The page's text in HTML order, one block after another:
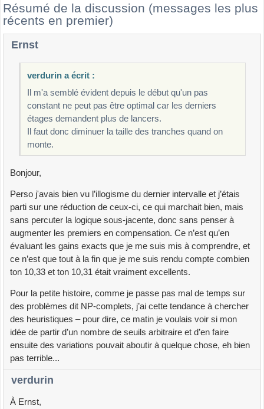
Résumé de la discussion (messages les plus
récents en premier)
Ernst
verdurin a écrit :
Il m'a semblé évident depuis le début qu'un pas
constant ne peut pas être optimal car les derniers
étages demandent plus de lancers.
Il faut donc diminuer la taille des tranches quand on
monte.
Bonjour,
Perso j'avais bien vu l’illogisme du dernier intervalle et j’étais
parti sur une réduction de ceux-ci, ce qui marchait bien, mais
sans percuter la logique sous-jacente, donc sans penser à
augmenter les premiers en compensation. Ce n’est qu’en
évaluant les gains exacts que je me suis mis à comprendre, et
ce n’est que tout à la fin que je me suis rendu compte combien
ton 10,33 et ton 10,31 était vraiment excellents.
Pour la petite histoire, comme je passe pas mal de temps sur
des problèmes dit NP-complets, j’ai cette tendance à chercher
des heuristiques – pour dire, ce matin je voulais voir si mon
idée de partir d’un nombre de seuils arbitraire et d’en faire
ensuite des variations pouvait aboutir à quelque chose, eh bien
pas terrible...
verdurin
À Ernst,